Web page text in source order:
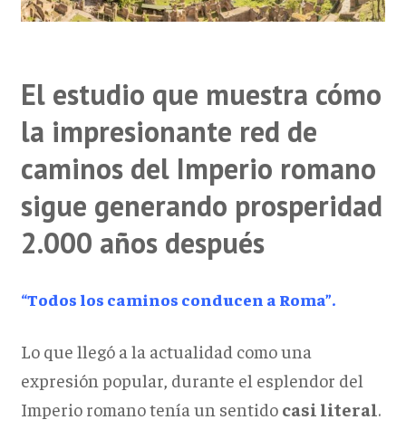
El estudio que muestra cómo
la impresionante red de
caminos del Imperio romano
sigue generando prosperidad
2.000 años después
“Todos los caminos conducen a Roma”.
Lo que llegó a la actualidad como una
expresión popular, durante el esplendor del
Imperio romano tenía un sentido casi literal.